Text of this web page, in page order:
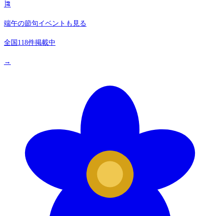
🎏
端午の節句イベントも見る
全国118件掲載中
→